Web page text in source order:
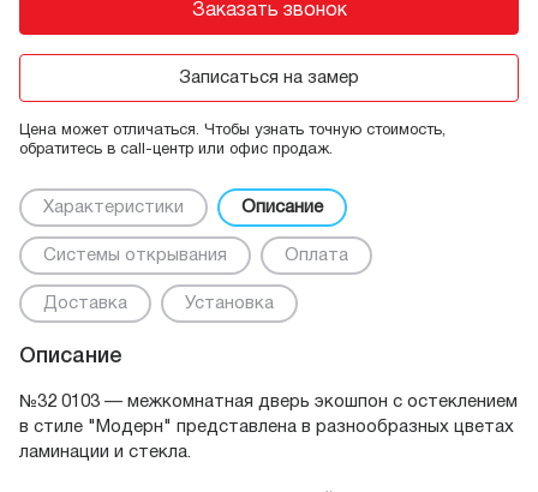
Заказать звонок
Записаться на замер
Цена может отличаться. Чтобы узнать точную стоимость,
обратитесь в call-центр или офис продаж.
Характеристики Описание
Системы открывания Оплата
Доставка Установка
Описание
№32 0103 — межкомнатная дверь экошпон с остеклением
в стиле "Модерн" представлена в разнообразных цветах
ламинации и стекла.